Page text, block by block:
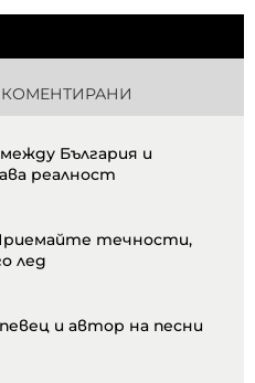
КОМЕНТИРАНИ
България и
реалност
течности,
лед
и автор на песни